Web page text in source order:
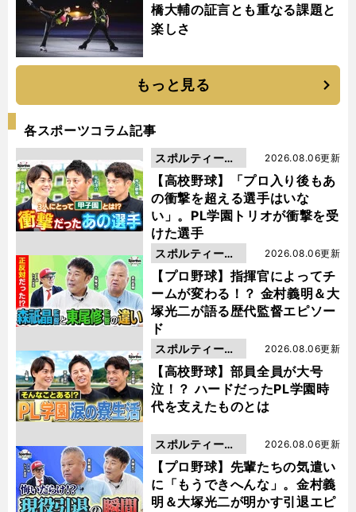
橋大輔の証言とも重なる課題と
楽しさ
もっと見る
各スポーツコラム記事
【高校野球】「プロ入り後もあ
の衝撃を超える選手はいな
い」。PL学園トリオが衝撃を受
けた選手
2026.08.06更新
スポルティーバ
動画
【プロ野球】指揮官によってチ
ームが変わる！？ 金村義明＆大
塚光二が語る歴代監督エピソー
ド
2026.08.06更新
スポルティーバ
動画
【高校野球】部員全員が大号
泣！？ ハードだったPL学園時
代を支えたものとは
2026.08.06更新
スポルティーバ
動画
【プロ野球】先輩たちの気遣い
に「もうできへんな」。金村義
明＆大塚光二が明かす引退エピ
2026.08.06更新
スポルティーバ
動画